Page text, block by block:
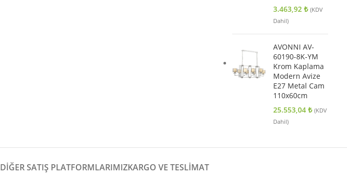
3.463,92₺ (KDV
Dahil)
AVONNI AV-
60190-8K-YM
Krom Kaplama
Modern Avize
E27 Metal Cam
110x60cm
25.553,04₺ (KDV
Dahil)
DIĞER SATIŞ PLATFORMLARIMIZKARGO VE TESLIMAT